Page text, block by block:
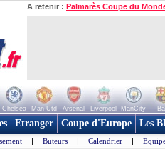
A retenir : Palmarès Coupe du
Chelsea Man Utd Arsenal Liverpool ManCity
Etranger Coupe d'Europe Les
| Buteurs | Calendrier |